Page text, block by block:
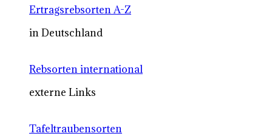
Ertragsrebsorten A-Z
in Deutschland
Rebsorten international
externe Links
Tafeltraubensorten